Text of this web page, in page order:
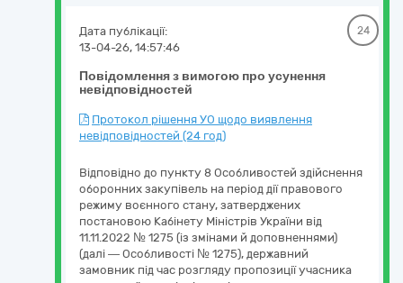
Повідомлення з вимогою про усунення
невідповідностей
Дата публікації:
13-04-26, 14:57:46
24
Протокол рішення УО щодо виявлення
невідповідностей (24 год)
Відповідно до пункту 8 Особливостей здійснення
оборонних закупівель на період дії правового
режиму воєнного стану, затверджених
постановою Кабінету Міністрів України від
11.11.2022 № 1275 (із змінами й доповненнями)
(далі — Особливості № 1275), державний
замовник під час розгляду пропозиції учасника